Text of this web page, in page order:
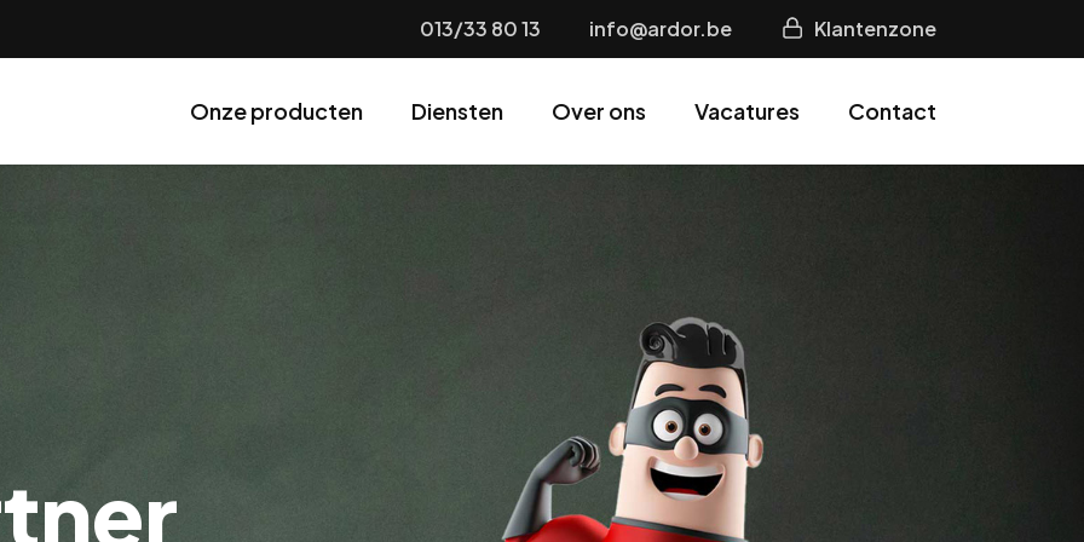
Onze producten Diensten Over ons Vacatures Contact
013/33 80 13 info@ardor.be Klantenzone